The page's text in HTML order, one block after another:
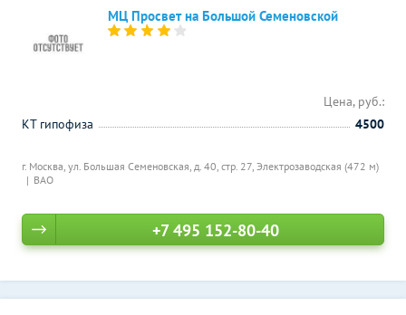
МЦ Просвет на Большой Семеновской
г. Москва, ул. Большая Семеновская, д. 40, стр. 27, Электрозаводская (472 м)
ВАО
Цена, руб.:
КТ гипофиза
4500
+7 495 152-80-40